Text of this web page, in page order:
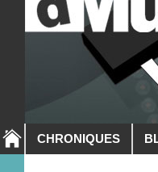
CHRONIQUES